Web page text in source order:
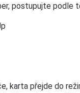
postupujte podle
karta přejde do